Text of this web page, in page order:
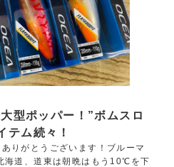
型ポッパー！”ボムスロ
テム続々！
りがとうございます！ブルーマ
海道、道東は朝晩はもう10℃を下